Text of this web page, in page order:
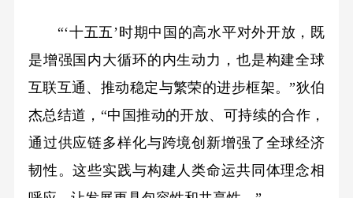
“‘十五五’时期中国的高水平对外开放，既
是增强国内大循环的内生动力，也是构建全球
互联互通、推动稳定与繁荣的进步框架。”狄伯
杰总结道，“中国推动的开放、可持续的合作，
通过供应链多样化与跨境创新增强了全球经济
韧性。这些实践与构建人类命运共同体理念相